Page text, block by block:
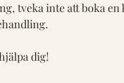
tveka inte att boka
dig!